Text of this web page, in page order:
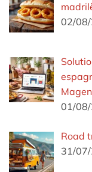
02/
01/
Road
31/